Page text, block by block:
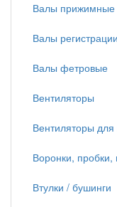
Валы прижимные
Валы регистрации
Валы фетровые
Вентиляторы
Вентиляторы
Воронки, пробки,
Втулки / бушинги